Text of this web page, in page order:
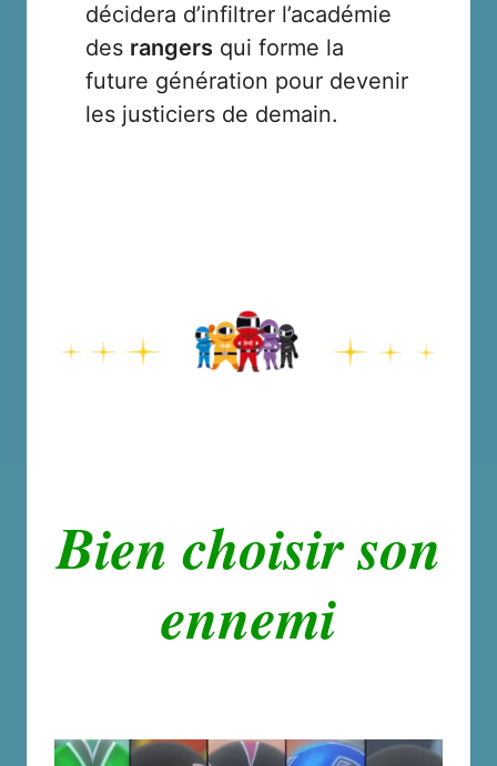
décidera d’infiltrer l’académie
des rangers qui forme la
future génération pour devenir
les justiciers de demain.
Bien choisir son
ennemi